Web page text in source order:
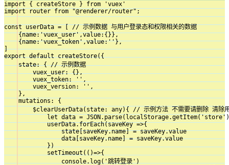
import { createStore } from 'vuex'
import router from "@renderer/router";
const userData = [ // 示例数据 与用户登录态和权限相关的数据
    {name:'vuex_user',value:{}},
    {name:'vuex_token',value:''},
]
export default createStore({
    state: { // 示例数据
        vuex_user: {},
        vuex_token: '',
        vuex_version: '',
    },
    mutations: {
$clearUserData(state: any){ // 示例方法 不需要请删除 清除
let data =
            userData.forEach(saveKey =>{
                state[saveKey.name] = saveKey.value
                data[saveKey.name] = saveKey.value
            })
            setTimeout(()=>{
                console.log('跳转登录')